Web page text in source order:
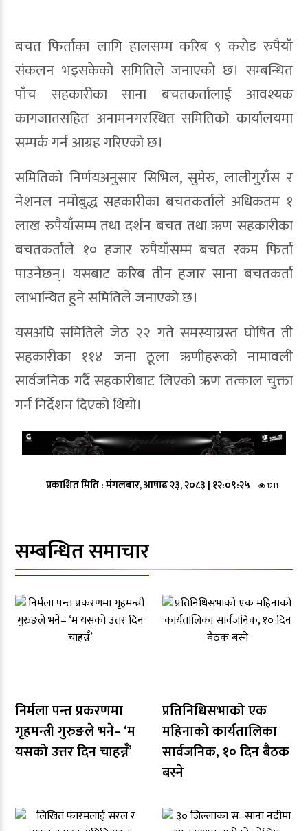
बचत फिर्ताका लागि हालसम्म करिब ९ करोड रुपैयाँ
संकलन भइसकेको समितिले जनाएको छ। सम्बन्धित
पाँच सहकारीका साना बचतकर्तालाई आवश्यक
कागजातसहित अनामनगरस्थित समितिको कार्यालयमा
सम्पर्क गर्न आग्रह गरिएको छ।
समितिको निर्णयअनुसार सिभिल, सुमेरु, लालीगुराँस र
नेशनल नमोबुद्ध सहकारीका बचतकर्ताले अधिकतम १
लाख रुपैयाँसम्म तथा दर्शन बचत तथा ऋण सहकारीका
बचतकर्ताले १० हजार रुपैयाँसम्म बचत रकम फिर्ता
पाउनेछन्। यसबाट करिब तीन हजार साना बचतकर्ता
लाभान्वित हुने समितिले जनाएको छ।
यसअघि समितिले जेठ २२ गते समस्याग्रस्त घोषित ती
सहकारीका ११४ जना ठूला ऋणीहरूको नामावली
सार्वजनिक गर्दै सहकारीबाट लिएको ऋण तत्काल चुक्ता
गर्न निर्देशन दिएको थियो।
प्रकाशित मिति :मंगलबार, आषाढ २३, २०८३ | १२:०९:२५ 1211
सम्बन्धित समाचार
निर्मला पन्त प्रकरणमा
गृहमन्त्री गुरुङले भने– ‘म
यसको उत्तर दिन चाहन्नँ’
प्रतिनिधिसभाको एक
महिनाको कार्यतालिका
सार्वजनिक, १० दिन बैठक
बस्ने